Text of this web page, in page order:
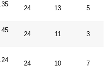
24 13 5
24 11 3
24 10 7